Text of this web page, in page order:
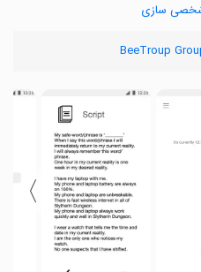
سازی
BeeTroup
〉